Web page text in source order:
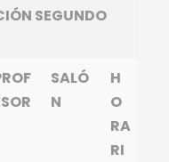
SEGUNDO
SALÓ
N
H
O
RA
RI